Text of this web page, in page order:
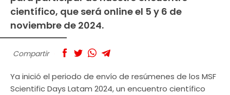
científico, que será online el 5 y 6 de
noviembre de 2024.
Compartir
Ya inició el periodo de envío de resúmenes de los MSF
Scientific Days Latam 2024, un encuentro científico